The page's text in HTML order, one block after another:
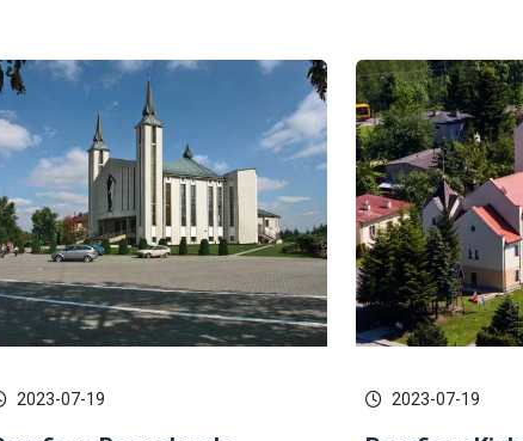
2023-07-19 2023-07-19